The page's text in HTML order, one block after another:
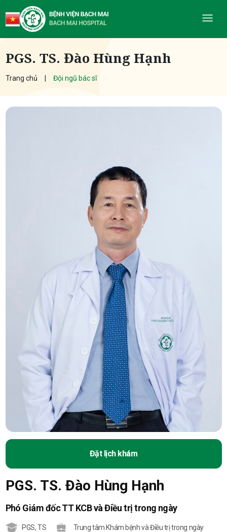
PGS. TS. Đào Hùng Hạnh
Trang chủ Đội ngũ bác sĩ
Đặt lịch khám
PGS. TS. Đào Hùng Hạnh
Phó Giám đốc TT KCB và Điều trị trong ngày
PGS,TS Trung tâm Khám bệnh và Điều trị trong ngày